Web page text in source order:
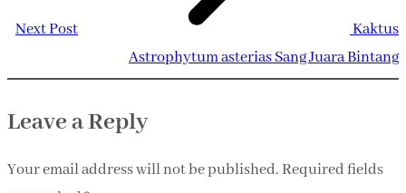
Next Post
Kaktus
Astrophytum asterias Sang Juara Bintang
Leave a Reply
Your email address will not be published.Required fields